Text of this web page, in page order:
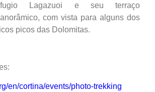
Lagazuoi e seu terraço
com vista para alguns dos
picos das Dolomitas.
en/cortina/events/photo-trekking